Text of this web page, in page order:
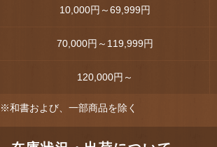
10,000円～69,999円
70,000円～119,999円
120,000円～
※和書および、一部商品を除く